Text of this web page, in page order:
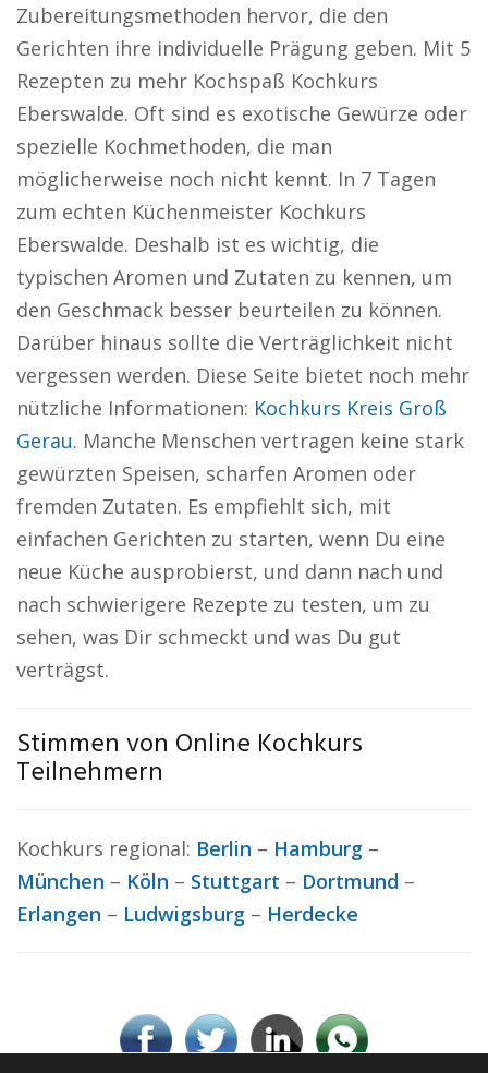
Zubereitungsmethoden hervor, die den
Gerichten ihre individuelle Prägung geben. Mit 5
Rezepten zu mehr Kochspaß Kochkurs
Eberswalde. Oft sind es exotische Gewürze oder
spezielle Kochmethoden, die man
möglicherweise noch nicht kennt. In 7 Tagen
zum echten Küchenmeister Kochkurs
Eberswalde. Deshalb ist es wichtig, die
typischen Aromen und Zutaten zu kennen, um
den Geschmack besser beurteilen zu können.
Darüber hinaus sollte die Verträglichkeit nicht
vergessen werden. Diese Seite bietet noch mehr
nützliche Informationen: Kochkurs Kreis Groß
Gerau. Manche Menschen vertragen keine stark
gewürzten Speisen, scharfen Aromen oder
fremden Zutaten. Es empfiehlt sich, mit
einfachen Gerichten zu starten, wenn Du eine
neue Küche ausprobierst, und dann nach und
nach schwierigere Rezepte zu testen, um zu
sehen, was Dir schmeckt und was Du gut
verträgst.
Stimmen von Online Kochkurs
Teilnehmern
Kochkurs regional: Berlin – Hamburg –
München – Köln – Stuttgart – Dortmund –
Erlangen – Ludwigsburg – Herdecke